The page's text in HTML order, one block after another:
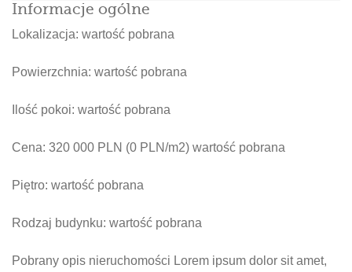
Informacje ogólne
Lokalizacja: wartość pobrana
Powierzchnia: wartość pobrana
Ilość pokoi: wartość pobrana
Cena: 320 000 PLN (0 PLN/m2) wartość pobrana
Piętro: wartość pobrana
Rodzaj budynku: wartość pobrana
Pobrany opis nieruchomości Lorem ipsum dolor sit amet,